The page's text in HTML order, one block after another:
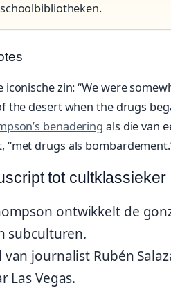
zin: “We were
the desert when the drugs
benadering als die van
drugs als
tot cultklassieker
ontwikkelt de
subculturen.
journalist Rubén
Las Vegas.